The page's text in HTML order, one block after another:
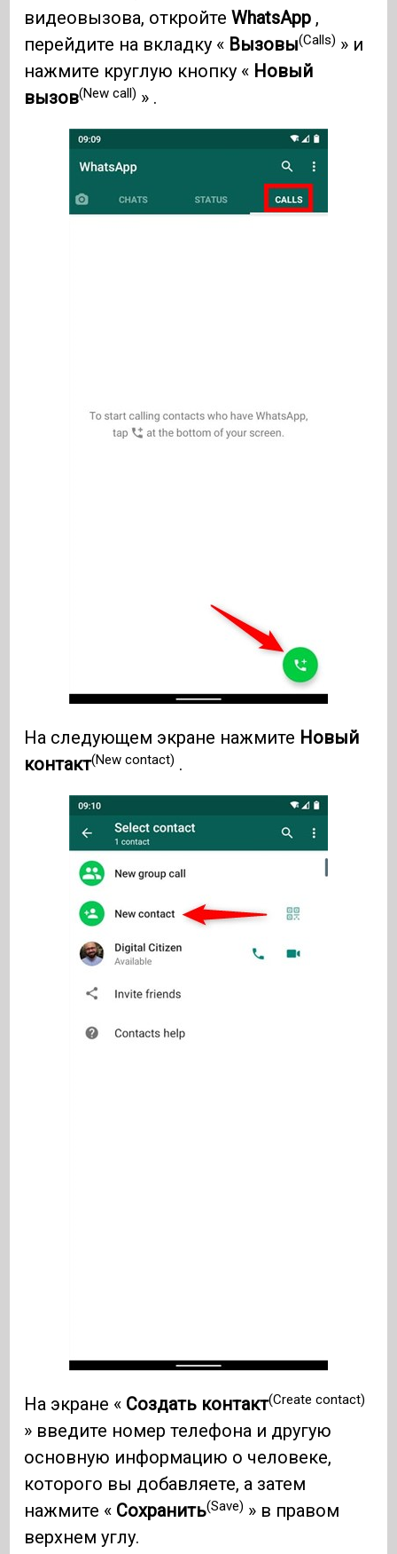
видеовызова, откройтеWhatsApp ,
перейдите на вкладку « Вызовы(Calls) » и
нажмите круглую кнопку « Новый
вызов(New call) » .
На следующем экране нажмите Новый
контакт(New contact) .
На экране « Создать контакт(Create contact)
» введите номер телефона и другую
основную информацию о человеке,
которого вы добавляете, а затем
нажмите « Сохранить(Save) » в правом
верхнем углу.